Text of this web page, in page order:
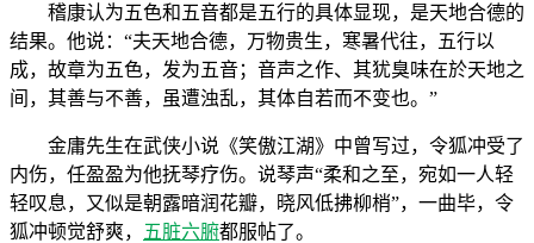
稽康认为五色和五音都是五行的具体显现，是天地合德的
结果。他说：“夫天地合德，万物贵生，寒暑代往，五行以
成，故章为五色，发为五音；音声之作、其犹臭味在於天地之
间，其善与不善，虽遭浊乱，其体自若而不变也。”
金庸先生在武侠小说《笑傲江湖》中曾写过，令狐冲受了
内伤，任盈盈为他抚琴疗伤。说琴声“柔和之至，宛如一人轻
轻叹息，又似是朝露暗润花瓣，晓风低拂柳梢”，一曲毕，令
狐冲顿觉舒爽，
五脏六腑都服帖了。